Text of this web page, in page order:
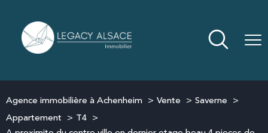
Agence immobilière à Achenheim Vente
Saverne
Appartement
T4